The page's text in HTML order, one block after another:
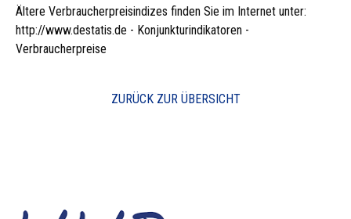
Ältere Verbraucherpreisindizes finden Sie im Internet unter:
http://www.destatis.de - Konjunkturindikatoren -
Verbraucherpreise
ZURÜCK ZUR ÜBERSICHT